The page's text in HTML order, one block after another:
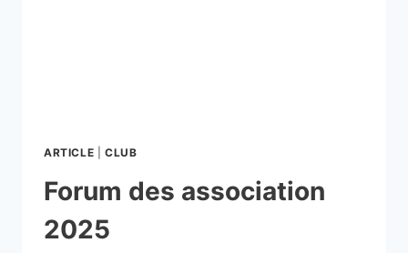
ARTICLE CLUB
Forum des association
2025